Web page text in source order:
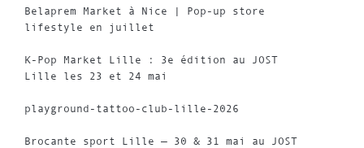
Belaprem Market à Nice | Pop-up store
lifestyle en juillet
K-Pop Market Lille : 3e édition au JOST
Lille les 23 et 24 mai
playground-tattoo-club-lille-2026
Brocante sport Lille — 30 & 31 mai au JOST